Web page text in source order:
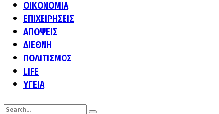
ΟΙΚΟΝΟΜΙΑ
ΕΠΙΧΕΙΡΗΣΕΙΣ
ΑΠΟΨΕΙΣ
ΔΙΕΘΝΗ
ΠΟΛΙΤΙΣΜΟΣ
LIFE
ΥΓΕΙΑ